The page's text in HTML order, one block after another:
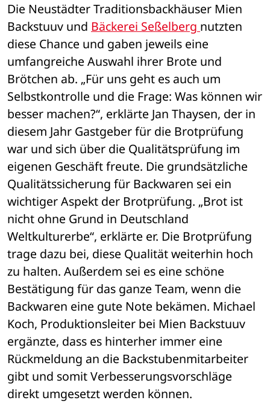
Die Neustädter Traditionsbackhäuser Mien
Backstuuv und Bäckerei Seßelberg nutzten
diese Chance und gaben jeweils eine
umfangreiche Auswahl ihrer Brote und
Brötchen ab. „Für uns geht es auch um
Selbstkontrolle und die Frage: Was können wir
besser machen?“, erklärte Jan Thaysen, der in
diesem Jahr Gastgeber für die Brotprüfung
war und sich über die Qualitätsprüfung im
eigenen Geschäft freute. Die grundsätzliche
Qualitätssicherung für Backwaren sei ein
wichtiger Aspekt der Brotprüfung. „Brot ist
nicht ohne Grund in Deutschland
Weltkulturerbe“, erklärte er. Die Brotprüfung
trage dazu bei, diese Qualität weiterhin hoch
zu halten. Außerdem sei es eine schöne
Bestätigung für das ganze Team, wenn die
Backwaren eine gute Note bekämen. Michael
Koch, Produktionsleiter bei Mien Backstuuv
ergänzte, dass es hinterher immer eine
Rückmeldung an die Backstubenmitarbeiter
gibt und somit Verbesserungsvorschläge
direkt umgesetzt werden können.